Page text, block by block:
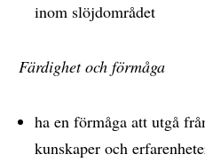
inom slöjdområdet
Färdighet och förmåga
ha en förmåga att utgå
kunskaper och